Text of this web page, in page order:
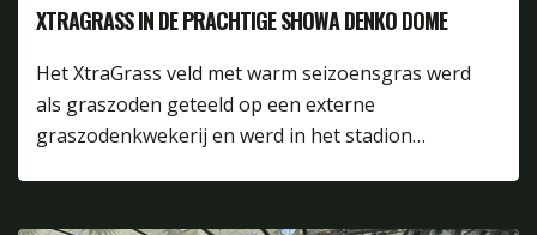
XTRAGRASS IN DE PRACHTIGE SHOWA DENKO DOME
Het XtraGrass veld met warm seizoensgras werd
als graszoden geteeld op een externe
graszodenkwekerij en werd in het stadion…